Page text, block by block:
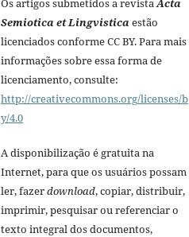
Semiotica et Lingvistica estão
licenciados conforme CC BY. Para mais
informações sobre essa forma de
licenciamento, consulte:
http://creativecommons.org/licenses/b
y/4.0
A disponibilização é gratuita na
Internet, para que os usuários possam
ler, fazerdownload, copiar, distribuir,
imprimir, pesquisar ou referenciar o
texto integral dos documentos,